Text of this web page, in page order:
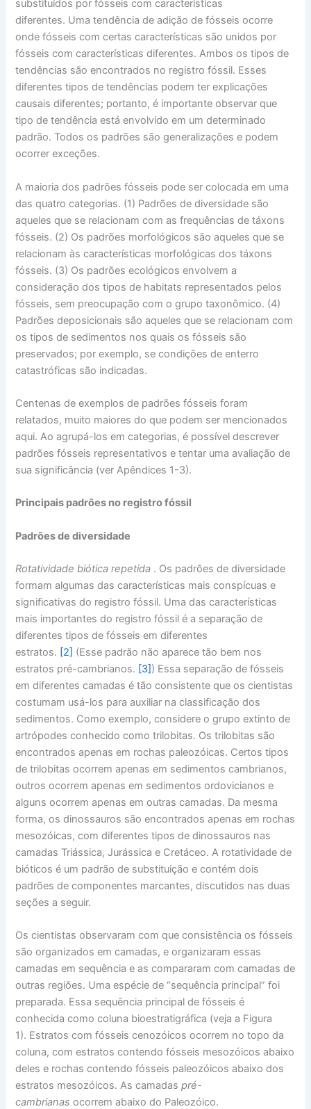
substituídos por fósseis com características
diferentes. Uma tendência de adição de fósseis ocorre
onde fósseis com certas características são unidos por
fósseis com características diferentes. Ambos os tipos de
tendências são encontrados no registro fóssil. Esses
diferentes tipos de tendências podem ter explicações
causais diferentes; portanto, é importante observar que
tipo de tendência está envolvido em um determinado
padrão. Todos os padrões são generalizações e podem
ocorrer exceções.
A maioria dos padrões fósseis pode ser colocada em uma
das quatro categorias. (1) Padrões de diversidade são
aqueles que se relacionam com as frequências de táxons
fósseis. (2) Os padrões morfológicos são aqueles que se
relacionam às características morfológicas dos táxons
fósseis. (3) Os padrões ecológicos envolvem a
consideração dos tipos de habitats representados pelos
fósseis, sem preocupação com o grupo taxonômico. (4)
Padrões deposicionais são aqueles que se relacionam com
os tipos de sedimentos nos quais os fósseis são
preservados; por exemplo, se condições de enterro
catastróficas são indicadas.
Centenas de exemplos de padrões fósseis foram
relatados, muito maiores do que podem ser mencionados
aqui. Ao agrupá-los em categorias, é possível descrever
padrões fósseis representativos e tentar uma avaliação de
sua significância (ver Apêndices 1-3).
Principais padrões no registro fóssil
Padrões de diversidade
Rotatividade biótica repetida . Os padrões de diversidade
formam algumas das características mais conspícuas e
significativas do registro fóssil. Uma das características
mais importantes do registro fóssil é a separação de
diferentes tipos de fósseis em diferentes
estratos. [2] (Esse padrão não aparece tão bem nos
estratos pré-cambrianos. [3]) Essa separação de fósseis
em diferentes camadas é tão consistente que os cientistas
costumam usá-los para auxiliar na classificação dos
sedimentos. Como exemplo, considere o grupo extinto de
artrópodes conhecido como trilobitas. Os trilobitas são
encontrados apenas em rochas paleozóicas. Certos tipos
de trilobitas ocorrem apenas em sedimentos cambrianos,
outros ocorrem apenas em sedimentos ordovicianos e
alguns ocorrem apenas em outras camadas. Da mesma
forma, os dinossauros são encontrados apenas em rochas
mesozóicas, com diferentes tipos de dinossauros nas
camadas Triássica, Jurássica e Cretáceo. A rotatividade de
bióticos é um padrão de substituição e contém dois
padrões de componentes marcantes, discutidos nas duas
seções a seguir.
Os cientistas observaram com que consistência os fósseis
são organizados em camadas, e organizaram essas
camadas em sequência e as compararam com camadas de
outras regiões. Uma espécie de “sequência principal” foi
preparada. Essa sequência principal de fósseis é
conhecida como coluna bioestratigráfica (veja a Figura
1). Estratos com fósseis cenozóicos ocorrem no topo da
coluna, com estratos contendo fósseis mesozóicos abaixo
deles e rochas contendo fósseis paleozóicos abaixo dos
estratos mesozóicos. As camadaspré-
cambrianas ocorrem abaixo do Paleozóico.